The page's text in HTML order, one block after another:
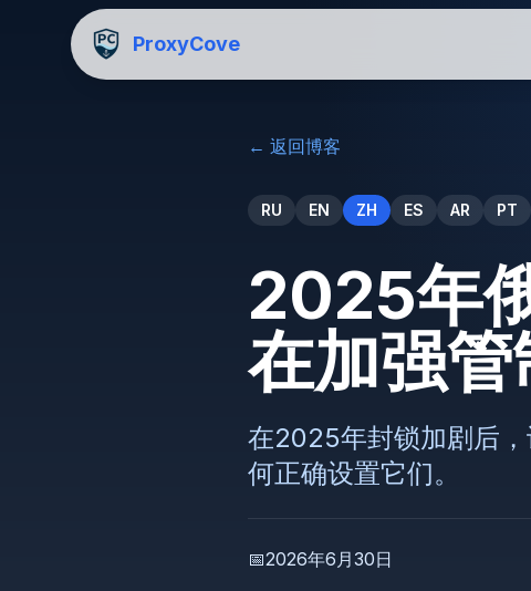
ProxyCove
← 返回博客
RU EN ZH ES AR PT
2025年
在加强
在2025年封锁加剧后
何正确设置它们。
📅2026年6月30日